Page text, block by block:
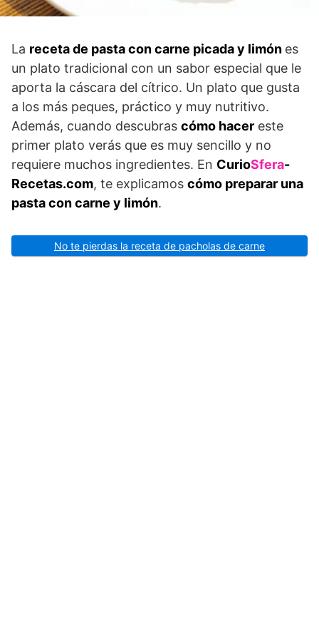
La receta de pasta con carne picada y limón es
un plato tradicional con un sabor especial que le
aporta la cáscara del cítrico. Un plato que gusta
a los más peques, práctico y muy nutritivo.
Además, cuando descubras cómo hacer este
primer plato verás que es muy sencillo y no
requiere muchos ingredientes. En CurioSfera-
Recetas.com, te explicamos cómo preparar una
pasta con carne y limón.
No te pierdas la receta de pacholas de carne